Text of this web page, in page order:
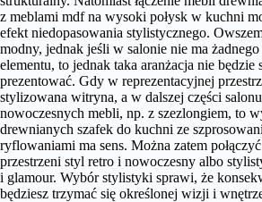
z meblami mdf na wysoki połysk w kuchni
efekt niedopasowania stylistycznego.
modny, jednak jeśli w salonie nie ma
elementu, to jednak taka aranżacja nie będzie
prezentować. Gdy w reprezentacyjnej
stylizowana witryna, a w dalszej części salonu
nowoczesnych mebli, np. z szezlongiem, to
drewnianych szafek do kuchni ze
ryflowaniami ma sens. Można zatem
przestrzeni styl retro i nowoczesny albo
i glamour. Wybór stylistyki sprawi, że
będziesz trzymać się określonej wizji i